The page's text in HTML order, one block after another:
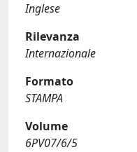
Inglese
Rilevanza
Internazionale
Formato
STAMPA
Volume
6PV07/6/5